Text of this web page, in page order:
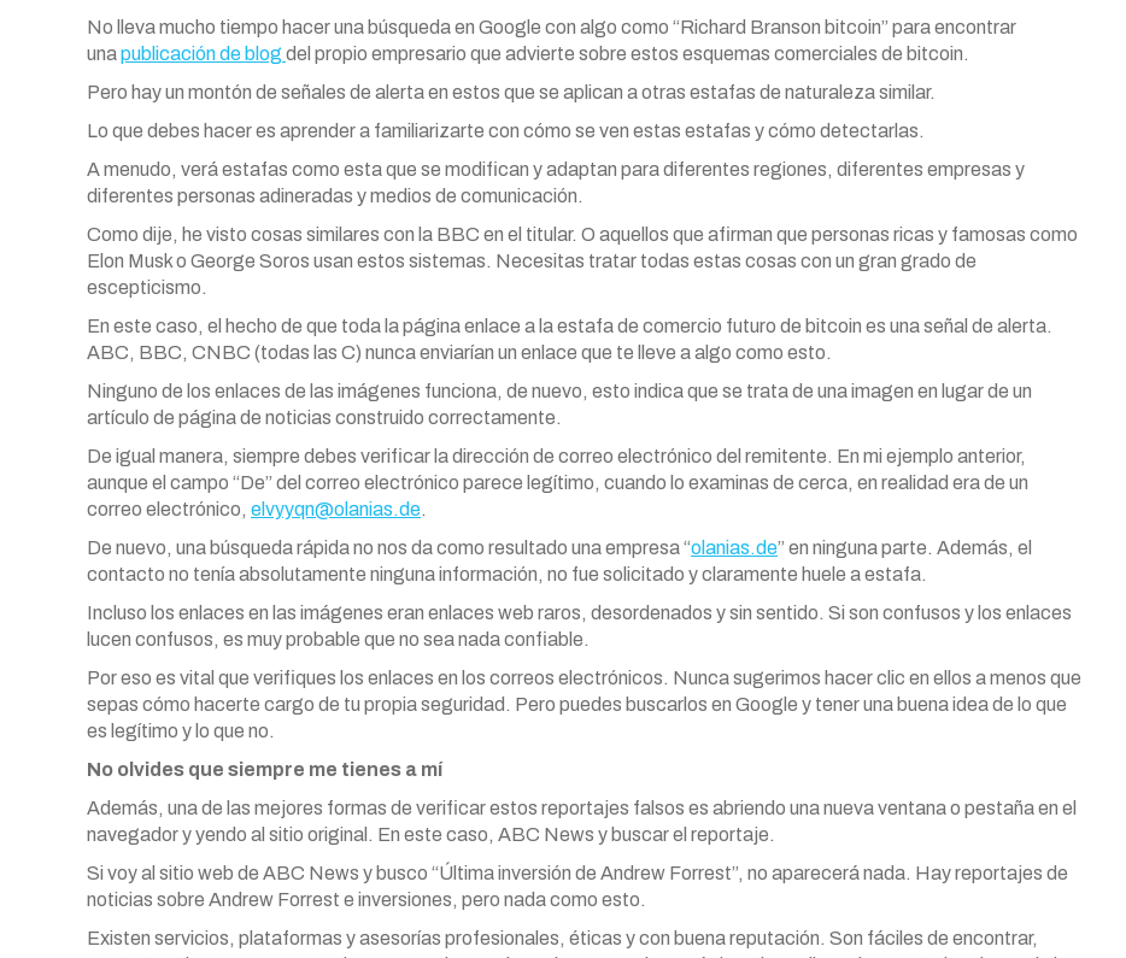
No lleva mucho tiempo hacer una búsqueda en Google con algo como “Richard Branson bitcoin” para encontrar
unapublicación de blog del propio empresario que advierte sobre estos esquemas comerciales de bitcoin.
Pero hay un montón de señales de alerta en estos que se aplican a otras estafas de naturaleza similar.
Lo que debes hacer es aprender a familiarizarte con cómo se ven estas estafas y cómo detectarlas.
A menudo, verá estafas como esta que se modifican y adaptan para diferentes regiones, diferentes empresas y
diferentes personas adineradas y medios de comunicación.
Como dije, he visto cosas similares con la BBC en el titular. O aquellos que afirman que personas ricas y famosas como
Elon Musk o George Soros usan estos sistemas. Necesitas tratar todas estas cosas con un gran grado de
escepticismo.
En este caso, el hecho de que toda la página enlace a la estafa de comercio futuro de bitcoin es una señal de alerta.
ABC, BBC, CNBC (todas las C) nunca enviarían un enlace que te lleve a algo como esto.
Ninguno de los enlaces de las imágenes funciona, de nuevo, esto indica que se trata de una imagen en lugar de un
artículo de página de noticias construido correctamente.
De igual manera, siempre debes verificar la dirección de correo electrónico del remitente. En mi ejemplo anterior,
aunque el campo “De” del correo electrónico parece legítimo, cuando lo examinas de cerca, en realidad era de un
correo electrónico, elvyyqn@olanias.de.
De nuevo, una búsqueda rápida no nos da como resultado una empresa “olanias.de” en ninguna parte. Además, el
contacto no tenía absolutamente ninguna información, no fue solicitado y claramente huele a estafa.
Incluso los enlaces en las imágenes eran enlaces web raros, desordenados y sin sentido. Si son confusos y los enlaces
lucen confusos, es muy probable que no sea nada confiable.
Por eso es vital que verifiques los enlaces en los correos electrónicos. Nunca sugerimos hacer clic en ellos a menos que
sepas cómo hacerte cargo de tu propia seguridad. Pero puedes buscarlos en Google y tener una buena idea de lo que
es legítimo y lo que no.
No olvides que siempre me tienes a mí
Además, una de las mejores formas de verificar estos reportajes falsos es abriendo una nueva ventana o pestaña en el
navegador y yendo al sitio original. En este caso, ABC News y buscar el reportaje.
Si voy al sitio web de ABC News y busco “Última inversión de Andrew Forrest”, no aparecerá nada. Hay reportajes de
noticias sobre Andrew Forrest e inversiones, pero nada como esto.
Existen servicios, plataformas y asesorías profesionales, éticas y con buena reputación. Son fáciles de encontrar,